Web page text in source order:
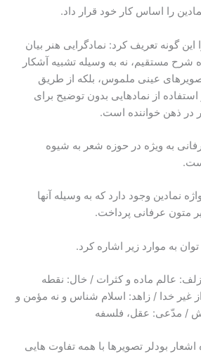
را اساس کار خود قرار داد.
این گونه تعریف کرد: نمادگرایی هنر بیان
شرح مستقیم، نه به وسیله تشبیه آشکار
عینی ملموس، بلکه از طریق
از نمادهایی بدون توضیح برای
در ذهن خواننده است.
به ویژه در حوزه شعر به شیوه
نمادین وجود دارد که به وسیله آنها
متون عرفانی پرداخت.
به موارد زیر اشاره کرد.
عالم ماده و کثرات / خال: نقطه
غیر خدا / زاهد: اسلام شناس و نه مؤمن و
/ مدّعى: عقل، فلسفه
اشعار بودلر تصویرها با همه تفاوت هایی